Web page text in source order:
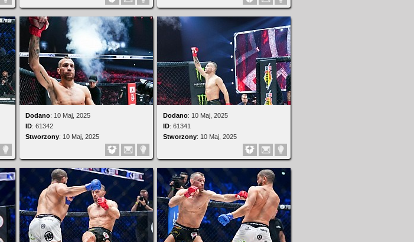
Dodano: 10 Maj, 2025
ID: 61341
Stworzony: 10 Maj, 2025
Dodano: 10 Maj, 2025
ID: 61342
Stworzony: 10 Maj, 2025